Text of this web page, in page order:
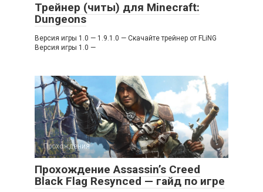
Трейнер (читы) для Minecraft:
Dungeons
Версия игры 1.0 — 1.9.1.0 — Скачайте трейнер от FLiNG
Версия игры 1.0 —
Прохождения
Прохождение Assassin’s Creed
Black Flag Resynced — гайд по игре